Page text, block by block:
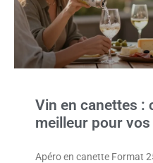
Vin en canettes :
meilleur pour
Apéro en canette Format